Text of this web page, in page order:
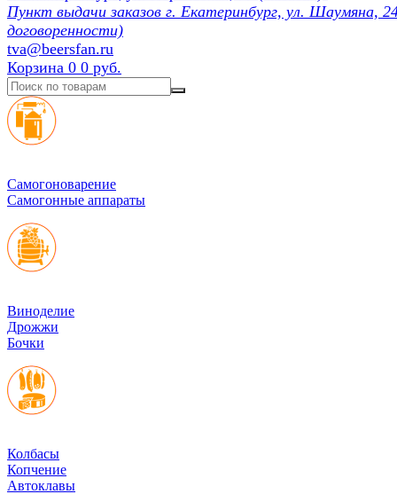
Пункт выдачи заказов г. Екатеринбург, ул. Шаумяна,
договоренности)
tva@beersfan.ru
Корзина 0 0 руб.
Cамогоноварение
Самогонные аппараты
Виноделие
Дрожжи
Бочки
Колбасы
Копчение
Автоклавы